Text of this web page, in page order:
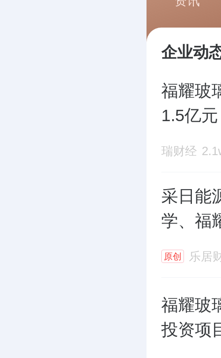
企业动
福耀玻
1.5亿元
瑞财经
采日能
学、福
原创 乐居
福耀玻
投资项